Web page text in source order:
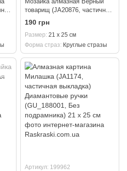
товарищ (JA20876, частичная
выкладка) Диамантовые ручки
(GU_188312, Без подрамника)
21 х 25 см
190 грн
Размер 21 х 25 см
Форма страз Круглые стразы
Артикул: 199962